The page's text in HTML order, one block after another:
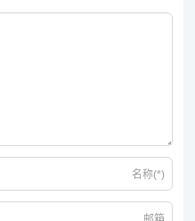
剂对装备、时装、发型等进行
见的特殊装饰品，不同的翅膀
名称(*)